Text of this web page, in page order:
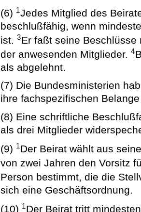
(6) 1Jedes Mitglied des
beschlußfähig, wenn
ist.3Er faßt seine
der anwesenden Mitglieder.4
als abgelehnt.
(7) Die Bundesministerien
ihre fachspezifischen
(8) Eine schriftliche
als drei Mitglieder
(9) 1Der Beirat wählt aus
von zwei Jahren den Vorsitz
Person bestimmt, die die
sich eine Geschäftsordnung.
(10) 1Der Beirat tritt